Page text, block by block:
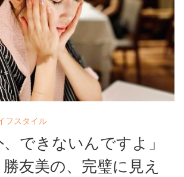
フスタイル
、できないんですよ」
友美の、完璧に見え